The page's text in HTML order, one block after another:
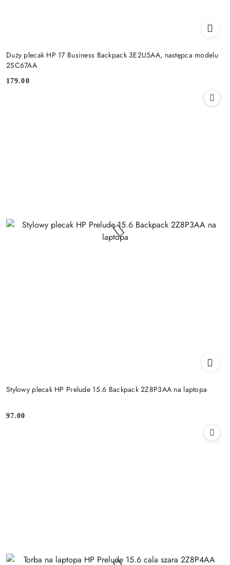
Duży plecak HP 17 Business Backpack 3E2U5AA, następca modelu
2SC67AA
Cena:
179.00
Stylowy plecak HP Prelude 15.6 Backpack 2Z8P3AA na laptopa
Cena:
97.00